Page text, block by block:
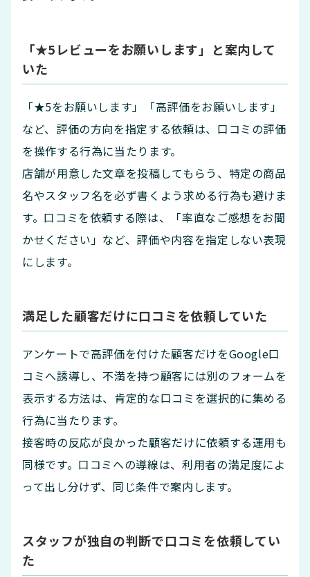
「★5レビューをお願いします」と案内して
いた
「★5をお願いします」「高評価をお願いします」
など、評価の方向を指定する依頼は、口コミの評価
を操作する行為に当たります。
店舗が用意した文章を投稿してもらう、特定の商品
名やスタッフ名を必ず書くよう求める行為も避けま
す。口コミを依頼する際は、「率直なご感想をお聞
かせください」など、評価や内容を指定しない表現
にします。
満足した顧客だけに口コミを依頼していた
アンケートで高評価を付けた顧客だけをGoogle口
コミへ誘導し、不満を持つ顧客には別のフォームを
表示する方法は、肯定的な口コミを選択的に集める
行為に当たります。
接客時の反応が良かった顧客だけに依頼する運用も
同様です。口コミへの導線は、利用者の満足度によ
って出し分けず、同じ条件で案内します。
スタッフが独自の判断で口コミを依頼してい
た